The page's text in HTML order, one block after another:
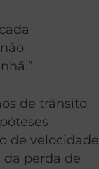
de trânsito
de velocidade
da perda de